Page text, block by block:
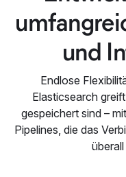
und
Endlose
Elasticsearch
gespeichert sind –
Pipelines, die das